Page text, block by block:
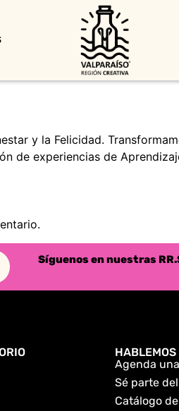
y la Felicidad.
de experiencias de
Síguenos en nuestras
HABLEMOS
Agenda
Sé parte
Catálogo